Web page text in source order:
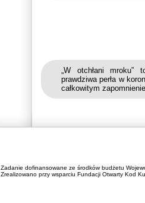
„W otchłani mroku”
prawdziwa perła w
całkowitym
Zadanie dofinansowane ze środków budżetu
Zrealizowano przy wsparciu Fundacji Otwarty Kod